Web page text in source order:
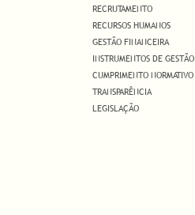
RECRUTAMENTO
RECURSOS HUMANOS
GESTÃO FINANCEIRA
INSTRUMENTOS DE GESTÃO
CUMPRIMENTO NORMATIVO
TRANSPARÊNCIA
LEGISLAÇÃO